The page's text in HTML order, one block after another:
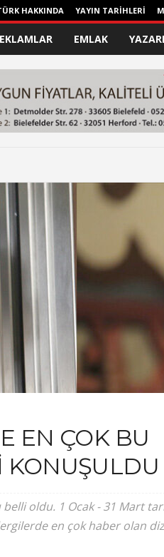
HAKKINDA YAYIN TARİHLERİ
EMLAK
EN ÇOK BU
KONUŞULDU
belli oldu. 1 Ocak - 31 Mart
en çok haber olan